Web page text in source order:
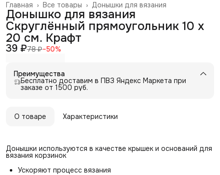
Донышки для вязания
Все товары ›
Главная ›
Донышко для вязания
Скруглённый прямоугольник 10 х
20 см. Крафт
39 ₽78 ₽−50%
Преимущества
Бесплатно доставим в ПВЗ Яндекс Маркета при
заказе от 1500 руб.
О товаре Характеристики
Донышки используются в качестве крышек и оснований для
вязания корзинок
Ускоряют процесс вязания